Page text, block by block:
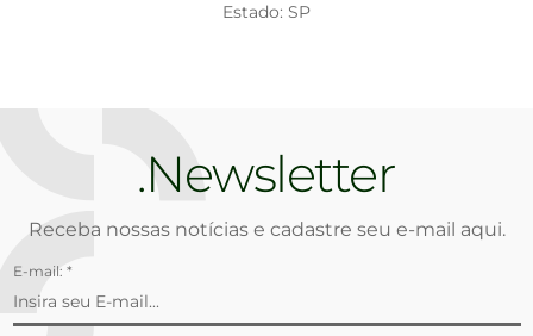
Estado: SP
Newsletter
Receba nossas notícias e cadastre seu e-mail aqui.
E-mail: *